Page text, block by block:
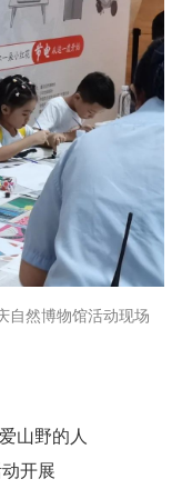
自然博物馆活动现场
山野的人
开展